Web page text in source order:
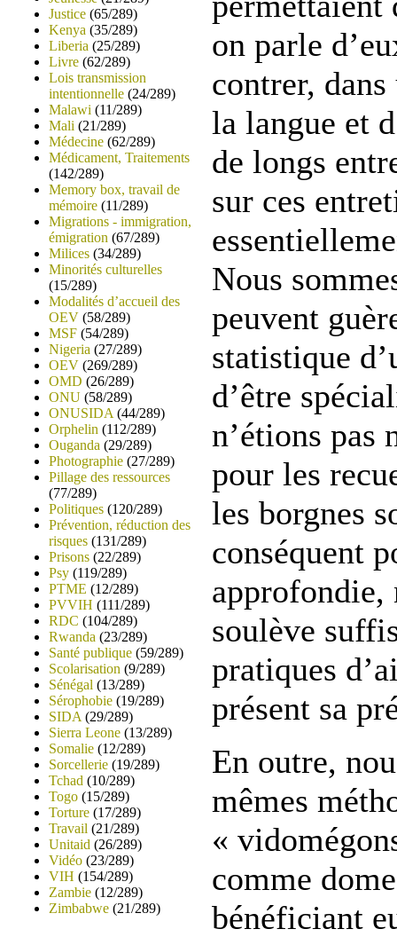
Justice (65/289)
Kenya (35/289)
Liberia (25/289)
Livre (62/289)
Lois transmission
intentionnelle (24/289)
Malawi (11/289)
Mali (21/289)
Médecine (62/289)
Médicament, Traitements
(142/289)
Memory box, travail de
mémoire (11/289)
Migrations - immigration,
émigration (67/289)
Milices (34/289)
Minorités culturelles
(15/289)
Modalités d’accueil des
OEV (58/289)
MSF (54/289)
Nigeria (27/289)
OEV (269/289)
OMD (26/289)
ONU (58/289)
ONUSIDA (44/289)
Orphelin (112/289)
Ouganda (29/289)
Photographie (27/289)
Pillage des ressources
(77/289)
Politiques (120/289)
Prévention, réduction des
risques (131/289)
Prisons (22/289)
Psy (119/289)
PTME (12/289)
PVVIH (111/289)
RDC (104/289)
Rwanda (23/289)
Santé publique (59/289)
Scolarisation (9/289)
Sénégal (13/289)
Sérophobie (19/289)
SIDA (29/289)
Sierra Leone (13/289)
Somalie (12/289)
Sorcellerie (19/289)
Tchad (10/289)
Togo (15/289)
Torture (17/289)
Travail (21/289)
Unitaid (26/289)
Vidéo (23/289)
VIH (154/289)
Zambie (12/289)
Zimbabwe (21/289)
on parle
contrer,
la langue et
de longs
sur ces
Nous
peuvent
statistique
d’être
n’étions pas
pour les
les borgnes
conséquent
approfondie,
soulève
pratiques
présent sa
En outre,
mêmes
«
comme
bénéficiant